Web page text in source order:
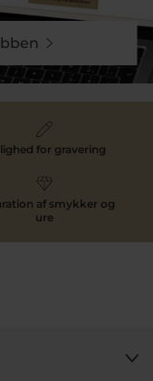
gave – men også
hos Pind J.
erfaring med
begivenheder. I
finder du både
fra
lagervarer og
for gravering
af smykker og
ure